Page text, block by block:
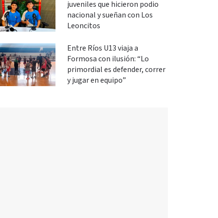
juveniles que hicieron podio
nacional y sueñan con Los
Leoncitos
Entre Ríos U13 viaja a
Formosa con ilusión: “Lo
primordial es defender, correr
y jugar en equipo”